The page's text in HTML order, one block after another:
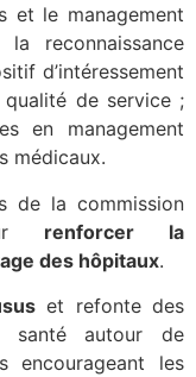
et le management
reconnaissance
d’intéressement
qualité de service ;
en management
médicaux.
de la commission
renforcer la
des hôpitaux.
et refonte des
santé autour de
encourageant les